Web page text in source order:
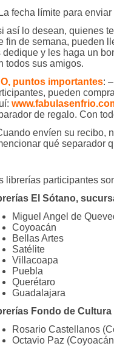
fecha límite para
así lo desean, quienes
fin de semana, pueden
dedique y les haga un
todos sus amigos.
puntos importantes:
pueden
de regalo. Con
envíen su recibo,
qué separador
librerías participantes
El Sótano,
Miguel Angel de
Coyoacán
Bellas Artes
Satélite
Villacoapa
Puebla
Querétaro
Guadalajara
Fondo de
Rosario Castellanos
Octavio Paz